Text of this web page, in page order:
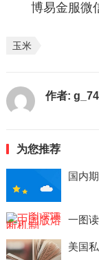
博易金服微
玉米
作者:
为您推荐
国内
一图
美国